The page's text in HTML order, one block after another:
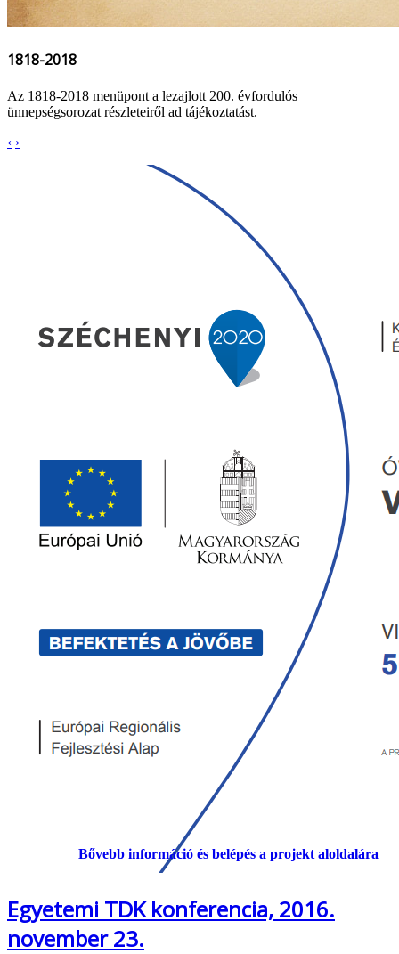
1818-2018
Az 1818-2018 menüpont a lezajlott 200. évfordulós
ünnepségsorozat részleteiről ad tájékoztatást.
‹ ›
Bővebb információ és belépés a projekt aloldalára
Egyetemi TDK konferencia, 2016.
november 23.